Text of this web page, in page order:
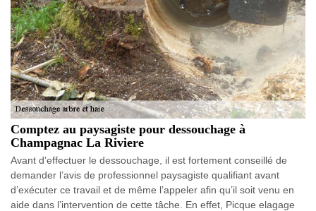
Comptez au paysagiste pour dessouchage à
Champagnac La Riviere
Avant d’effectuer le dessouchage, il est fortement conseillé de
demander l’avis de professionnel paysagiste qualifiant avant
d’exécuter ce travail et de même l’appeler afin qu’il soit venu en
aide dans l’intervention de cette tâche. En effet, Picque elagage